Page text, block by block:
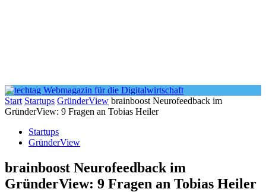
Start Startups GründerView brainboost Neurofeedback im
GründerView: 9 Fragen an Tobias Heiler
Startups
GründerView
brainboost Neurofeedback im
GründerView: 9 Fragen an Tobias Heiler